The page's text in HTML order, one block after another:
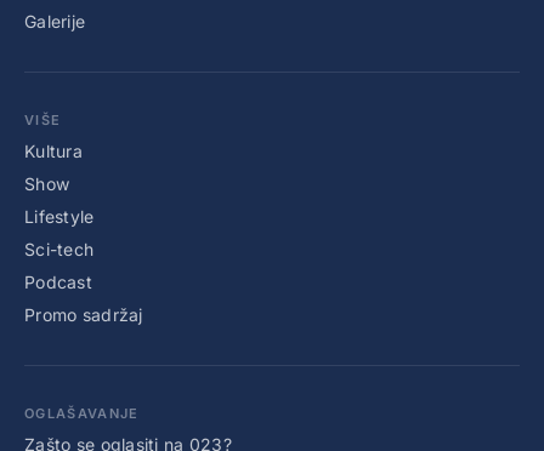
Galerije
VIŠE
Kultura
Show
Lifestyle
Sci-tech
Podcast
Promo sadržaj
OGLAŠAVANJE
Zašto se oglasiti na 023?